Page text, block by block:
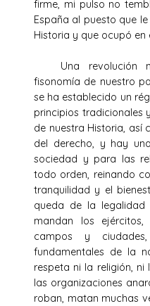
firme, mi pulso no
España al puesto que
Historia y que ocupó en
Una revolución
fisonomía de nuestro
se ha establecido un
principios tradicionales
de nuestra Historia, así
del derecho, y hay
sociedad y para las
todo orden, reinando
tranquilidad y el
queda de la legalidad
mandan los
campos y
fundamentales de la
respeta ni la religión,
las organizaciones
roban, matan muchas